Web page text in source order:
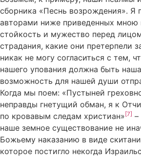
сборника «Песнь возрождения». Я
авторами ниже приведенных мною
стойкость и мужество перед
страдания, какие они претерпели
никак не могу согласиться с тем,
нашего упования должна быть
возможность для нашей души
Когда мы поем: «Пустыней
неправды гнетущий обман, я к
по кровавым следам христиан»[7]
наше земное существование не
Божьему наказанию в виде
которое постигло некогда